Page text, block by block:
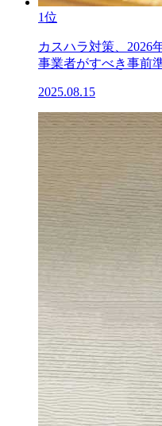
1位
カスハラ対策、2026
事業者がすべき事前
2025.08.15